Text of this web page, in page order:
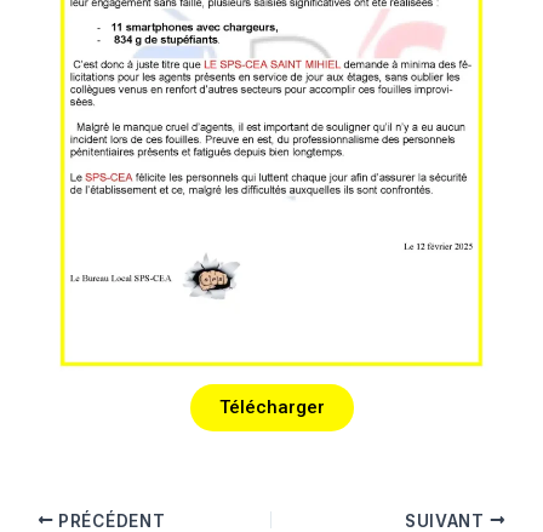
Télécharger
PRÉCÉDENT SUIVANT